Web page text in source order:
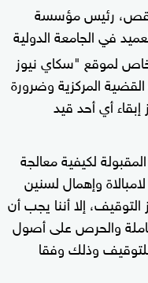
مرقص، رئيس مؤسسة
في الجامعة الدولية
لموقع "سكاي نيوز
المركزية وضرورة
إبقاء أي أحد قيد
لكيفية معالجة
وإهمال لسنين
التوقيف، إلا أننا يجب أن
والحرص على أصول
للتوقيف وذلك وفقا